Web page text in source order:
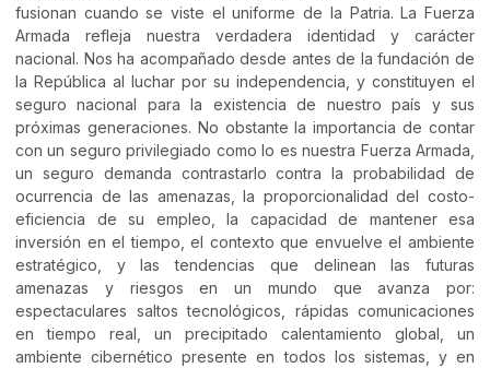
fusionan cuando se viste el uniforme de la Patria. La Fuerza
Armada refleja nuestra verdadera identidad y carácter
nacional. Nos ha acompañado desde antes de la fundación de
la República al luchar por su independencia, y constituyen el
seguro nacional para la existencia de nuestro país y sus
próximas generaciones. No obstante la importancia de contar
con un seguro privilegiado como lo es nuestra Fuerza Armada,
un seguro demanda contrastarlo contra la probabilidad de
ocurrencia de las amenazas, la proporcionalidad del costo-
eficiencia de su empleo, la capacidad de mantener esa
inversión en el tiempo, el contexto que envuelve el ambiente
estratégico, y las tendencias que delinean las futuras
amenazas y riesgos en un mundo que avanza por:
espectaculares saltos tecnológicos, rápidas comunicaciones
en tiempo real, un precipitado calentamiento global, un
ambiente cibernético presente en todos los sistemas, y en